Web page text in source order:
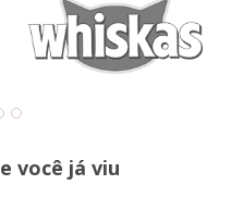
você já viu